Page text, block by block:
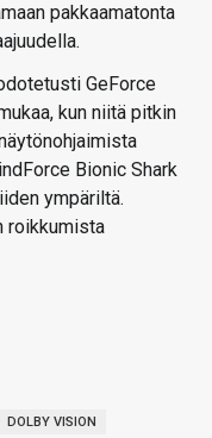
pakkaamatonta
GeForce
kun niitä pitkin
Bionic Shark
ympäriltä.
roikkumista
DOLBY VISION